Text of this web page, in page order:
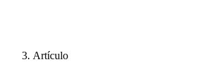
Artículo